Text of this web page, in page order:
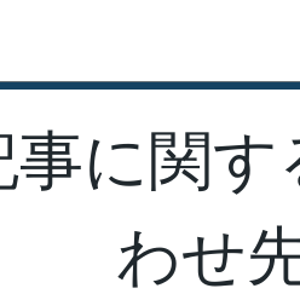
事に関
わせ